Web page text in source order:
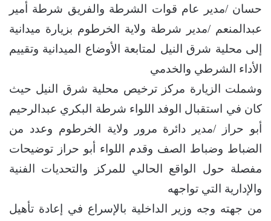
حسان /مدير عام قوات الشرطة والفريق شرطة أمير
عبدالمنعم /مدير شرطة ولاية الخرطوم بزيارة ميدانية
إلى محلية شرق النيل لمتابعة الأوضاع الميدانية وتقييم
الأداء الشرطي والخدمي
وشملت الزيارة مركز ترخيص محلية شرق النيل حيث
كان في استقبال الوفد اللواء شرطة البكري عبدالرحيم
أبو حراز /مدير دائرة مرور ولاية الخرطوم وعدد من
الضباط وضباط الصف وقدم اللواء أبو حراز توضيحات
مفصلة حول الواقع الحالي للمركز والتحديات الفنية
والإدارية التي تواجهه
من جهته وجه وزير الداخلية بالإسراع في إعادة تأهيل